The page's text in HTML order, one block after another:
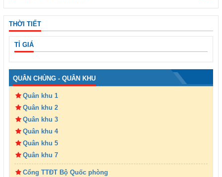
THỜI TIẾT
TỈ GIÁ
QUÂN CHỦNG - QUÂN KHU
Quân khu 1
Quân khu 2
Quân khu 3
Quân khu 4
Quân khu 5
Quân khu 7
Cổng TTĐT Bộ Quốc phòng